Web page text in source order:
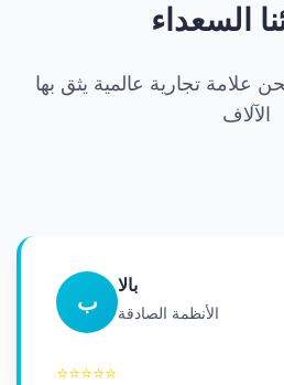
السعداء
علامة تجارية عالمية يثق بها
الآلاف
ب
بالا
الأنظمة الصادقة
⭐⭐⭐⭐⭐